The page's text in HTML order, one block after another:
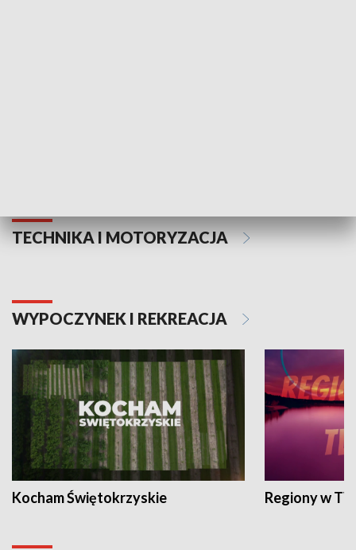
TECHNIKA I MOTORYZACJA
WYPOCZYNEK I REKREACJA
Kocham Świętokrzyskie Regiony w